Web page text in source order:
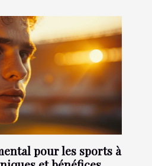
pour les sports à